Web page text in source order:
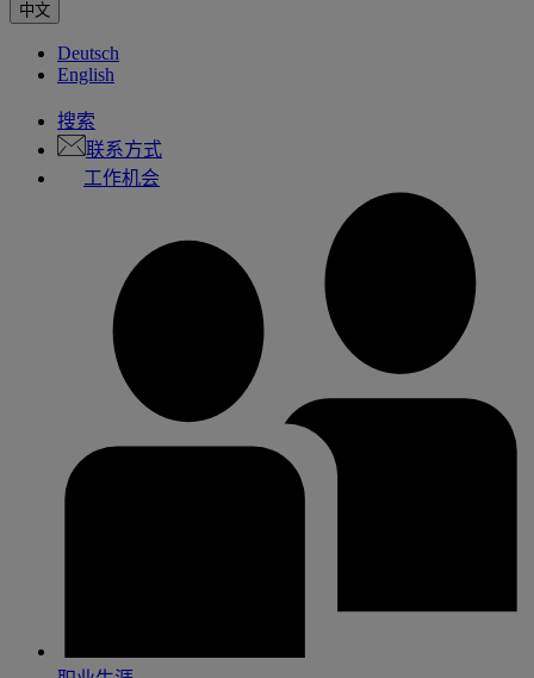
中文
Deutsch
English
搜索
联系方式
工作机会